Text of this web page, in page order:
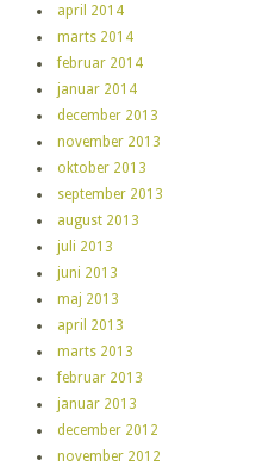
april 2014
marts 2014
februar 2014
januar 2014
december 2013
november 2013
oktober 2013
september 2013
august 2013
juli 2013
juni 2013
maj 2013
april 2013
marts 2013
februar 2013
januar 2013
december 2012
november 2012